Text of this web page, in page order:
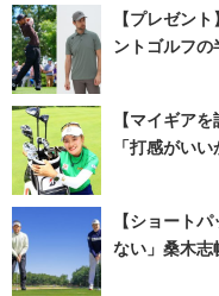
【プレゼン
ントゴルフの
【マイギア
「打感がい
【ショート
ない」桑木志